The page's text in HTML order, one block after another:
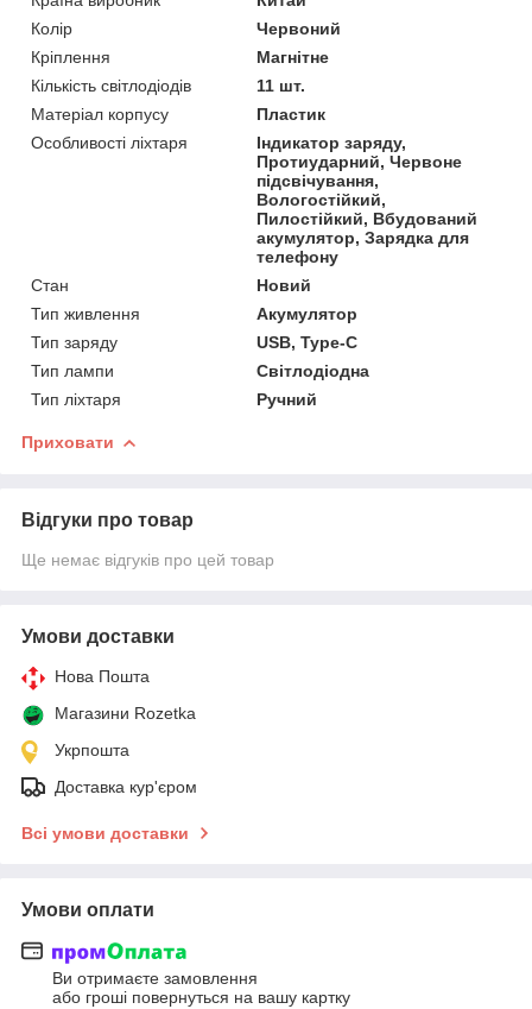
Колір
Червоний
Кріплення
Магнітне
Кількість світлодіодів
11 шт.
Матеріал корпусу
Пластик
Особливості ліхтаря
Індикатор заряду,
Протиударний, Червоне
підсвічування,
Вологостійкий,
Пилостійкий, Вбудований
акумулятор, Зарядка для
телефону
Стан
Новий
Тип живлення
Акумулятор
Тип заряду
USB, Type-C
Тип лампи
Світлодіодна
Тип ліхтаря
Ручний
Приховати
Відгуки про товар
Ще немає відгуків про цей товар
Умови доставки
Нова Пошта
Магазини Rozetka
Укрпошта
Доставка кур'єром
Всі умови доставки
Умови оплати
Ви отримаєте замовлення
або гроші повернуться на вашу картку